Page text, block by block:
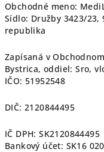
Obchodné meno:
Sídlo: Družby 3423/23,
republika
Zapísaná v
Bystrica, oddiel: Sro,
IČO: 51952548
DIČ: 2120844495
IČ DPH: SK2120844495
Bankový účet: SK16